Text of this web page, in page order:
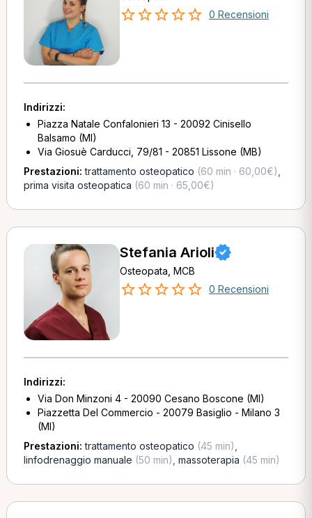
0 Recensioni
Indirizzi:
Piazza Natale Confalonieri 13 - 20092 Cinisello
Balsamo (MI)
Via Giosuè Carducci, 79/81 - 20851 Lissone (MB)
Prestazioni:trattamento osteopatico (60 min · 60,00€)
prima visita osteopatica (60 min · 65,00€)
Stefania Arioli
Osteopata, MCB
0 Recensioni
Indirizzi:
Via Don Minzoni 4 - 20090 Cesano Boscone (MI)
Piazzetta Del Commercio - 20079 Basiglio - Milano 3
(MI)
Prestazioni:trattamento osteopatico (45 min)
linfodrenaggio manuale (50 min) massoterapia (45 min)